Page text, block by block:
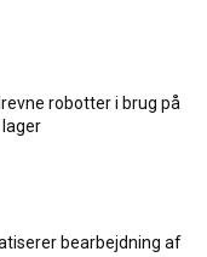
robotter i brug på
bearbejdning af